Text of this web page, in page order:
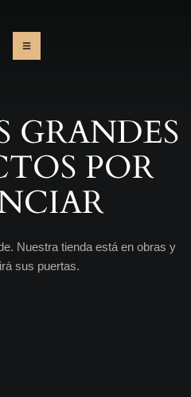
GRANDES
POR
Nuestra tienda está en obras y
sus puertas.